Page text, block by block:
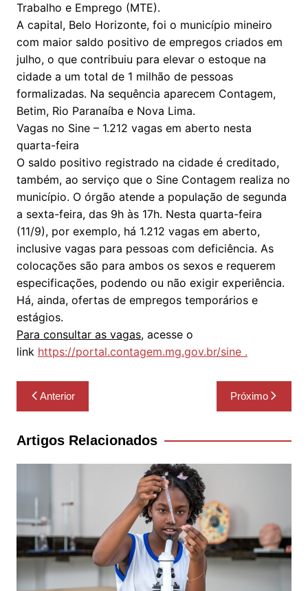
Trabalho e Emprego (MTE).
A capital, Belo Horizonte, foi o município mineiro
com maior saldo positivo de empregos criados em
julho, o que contribuiu para elevar o estoque na
cidade a um total de 1 milhão de pessoas
formalizadas. Na sequência aparecem Contagem,
Betim, Rio Paranaíba e Nova Lima.
Vagas no Sine – 1.212 vagas em aberto nesta
quarta-feira
O saldo positivo registrado na cidade é creditado,
também, ao serviço que o Sine Contagem realiza no
município. O órgão atende a população de segunda
a sexta-feira, das 9h às 17h. Nesta quarta-feira
(11/9), por exemplo, há 1.212 vagas em aberto,
inclusive vagas para pessoas com deficiência. As
colocações são para ambos os sexos e requerem
especificações, podendo ou não exigir experiência.
Há, ainda, ofertas de empregos temporários e
estágios.
Para consultar as vagas, acesse o
link https://portal.contagem.mg.gov.br/sine .
Navegação
de
Post
Anterior Próximo
Artigos Relacionados